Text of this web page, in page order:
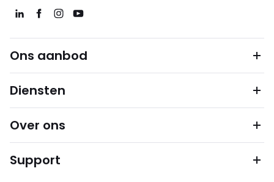
Ons aanbod
Diensten
Over ons
Support